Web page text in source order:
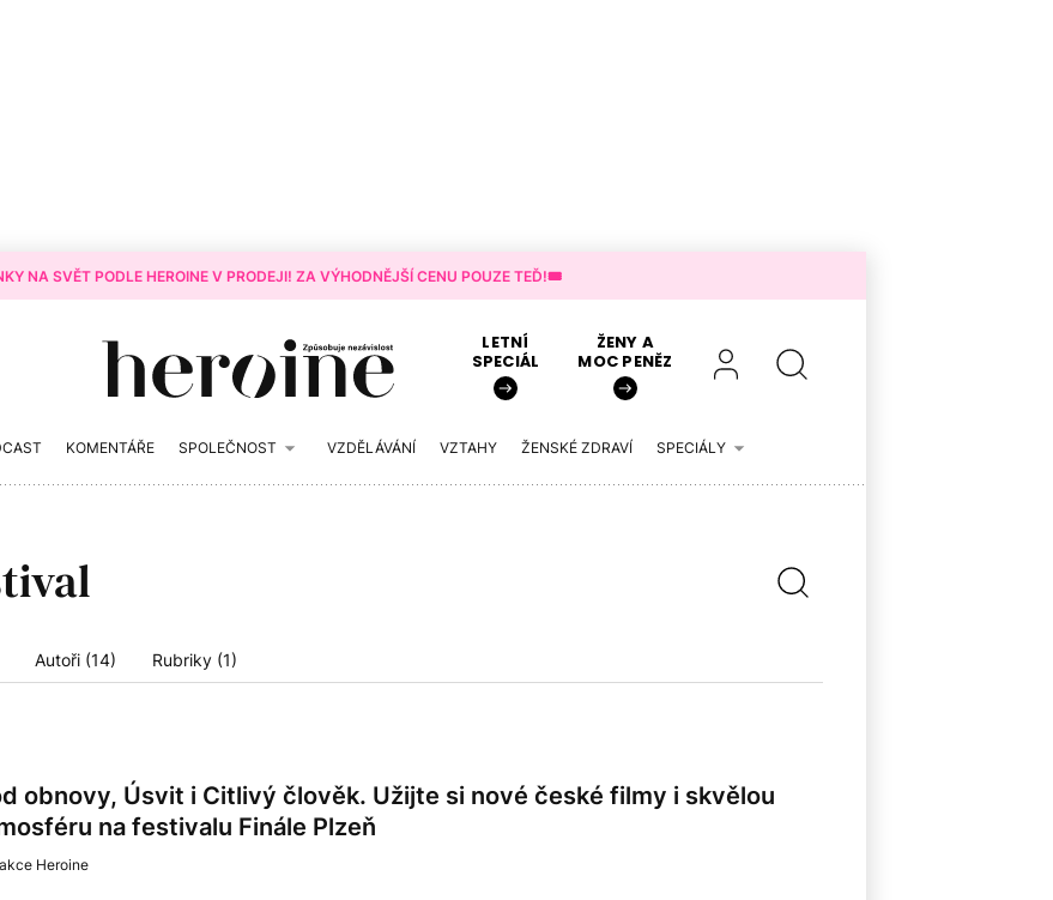
NA SVĚT PODLE HEROINE V PRODEJI! ZA VÝHODNĚJŠÍ CENU POUZE TEĎ!🎟️
LETNÍ
SPECIÁL
ŽENY A
MOC PENĚZ
KOMENTÁŘE SPOLEČNOST VZDĚLÁVÁNÍ VZTAHY ŽENSKÉ ZDRAVÍ SPECIÁLY
Autoři (14) Rubriky (1)
obnovy, Úsvit i Citlivý člověk. Užijte si nové české filmy i skvělou
na festivalu Finále Plzeň
Heroine